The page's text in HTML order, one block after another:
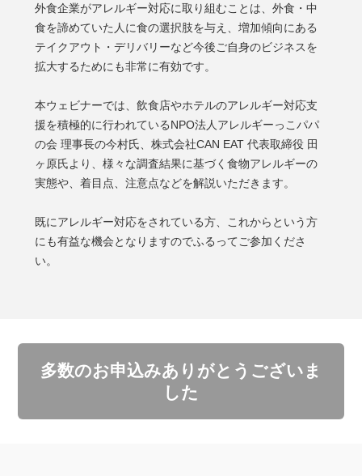
外食企業がアレルギー対応に取り組むことは、外食・中
食を諦めていた人に食の選択肢を与え、増加傾向にある
テイクアウト・デリバリーなど今後ご自身のビジネスを
拡大するためにも非常に有効です。
本ウェビナーでは、飲食店やホテルのアレルギー対応支
援を積極的に行われているNPO法人アレルギーっこパパ
の会 理事長の今村氏、株式会社CAN EAT 代表取締役 田
ヶ原氏より、様々な調査結果に基づく食物アレルギーの
実態や、着目点、注意点などを解説いただきます。
既にアレルギー対応をされている方、これからという方
にも有益な機会となりますのでふるってご参加くださ
い。
多数のお申込みありがとうございま
した